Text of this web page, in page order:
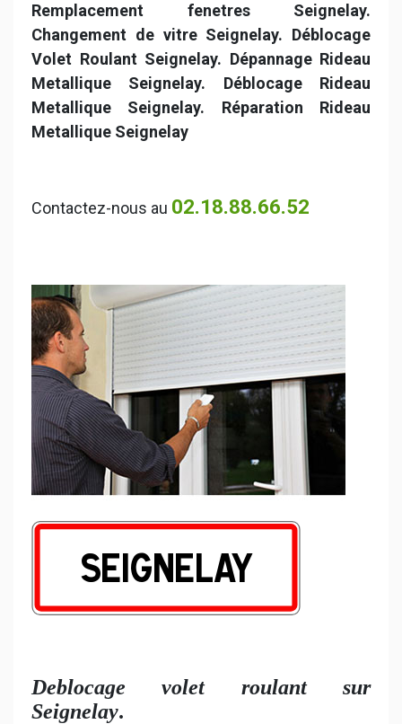
Remplacement fenetres Seignelay.
Changement de vitre Seignelay. Déblocage
Volet Roulant Seignelay. Dépannage Rideau
Metallique Seignelay. Déblocage Rideau
Metallique Seignelay. Réparation Rideau
Metallique Seignelay
Contactez-nous au 02.18.88.66.52
Deblocage volet roulant sur
Seignelay.